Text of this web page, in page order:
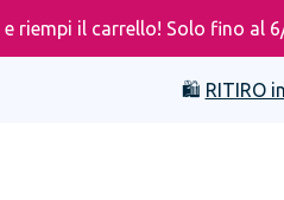
e riempi il carrello! Solo fino al
🛍️ RITIRO